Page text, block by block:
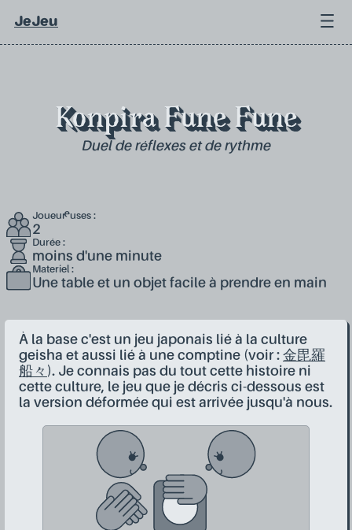
JeJeu
Konpira Fune Fune
Duel de réflexes et de rythme
Joueur·euses :
2
Durée :
moins d'une minute
Materiel :
Une table et un objet facile à prendre en main
À la base c'est un jeu japonais lié à la culture
geisha et aussi lié à une comptine (voir : 金毘羅
船々 ). Je connais pas du tout cette histoire ni
cette culture, le jeu que je décris ci-dessous est
la version déformée qui est arrivée jusqu'à nous.